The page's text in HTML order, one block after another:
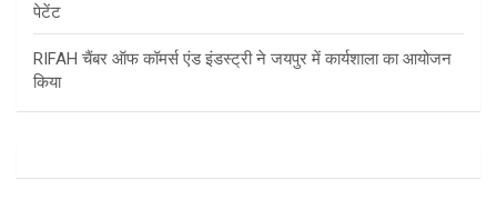
पेटेंट
RIFAH चैंबर ऑफ कॉमर्स एंड इंडस्ट्री ने जयपुर में कार्यशाला का आयोजन
किया